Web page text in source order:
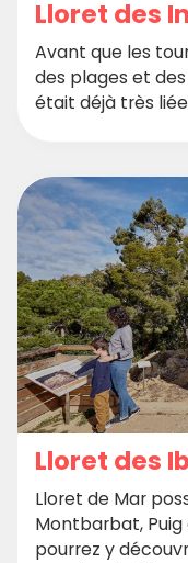
Lloret des
Avant que les
des plages et
était déjà très
Lloret des
Lloret de Mar
Montbarbat, Puig
pourrez y